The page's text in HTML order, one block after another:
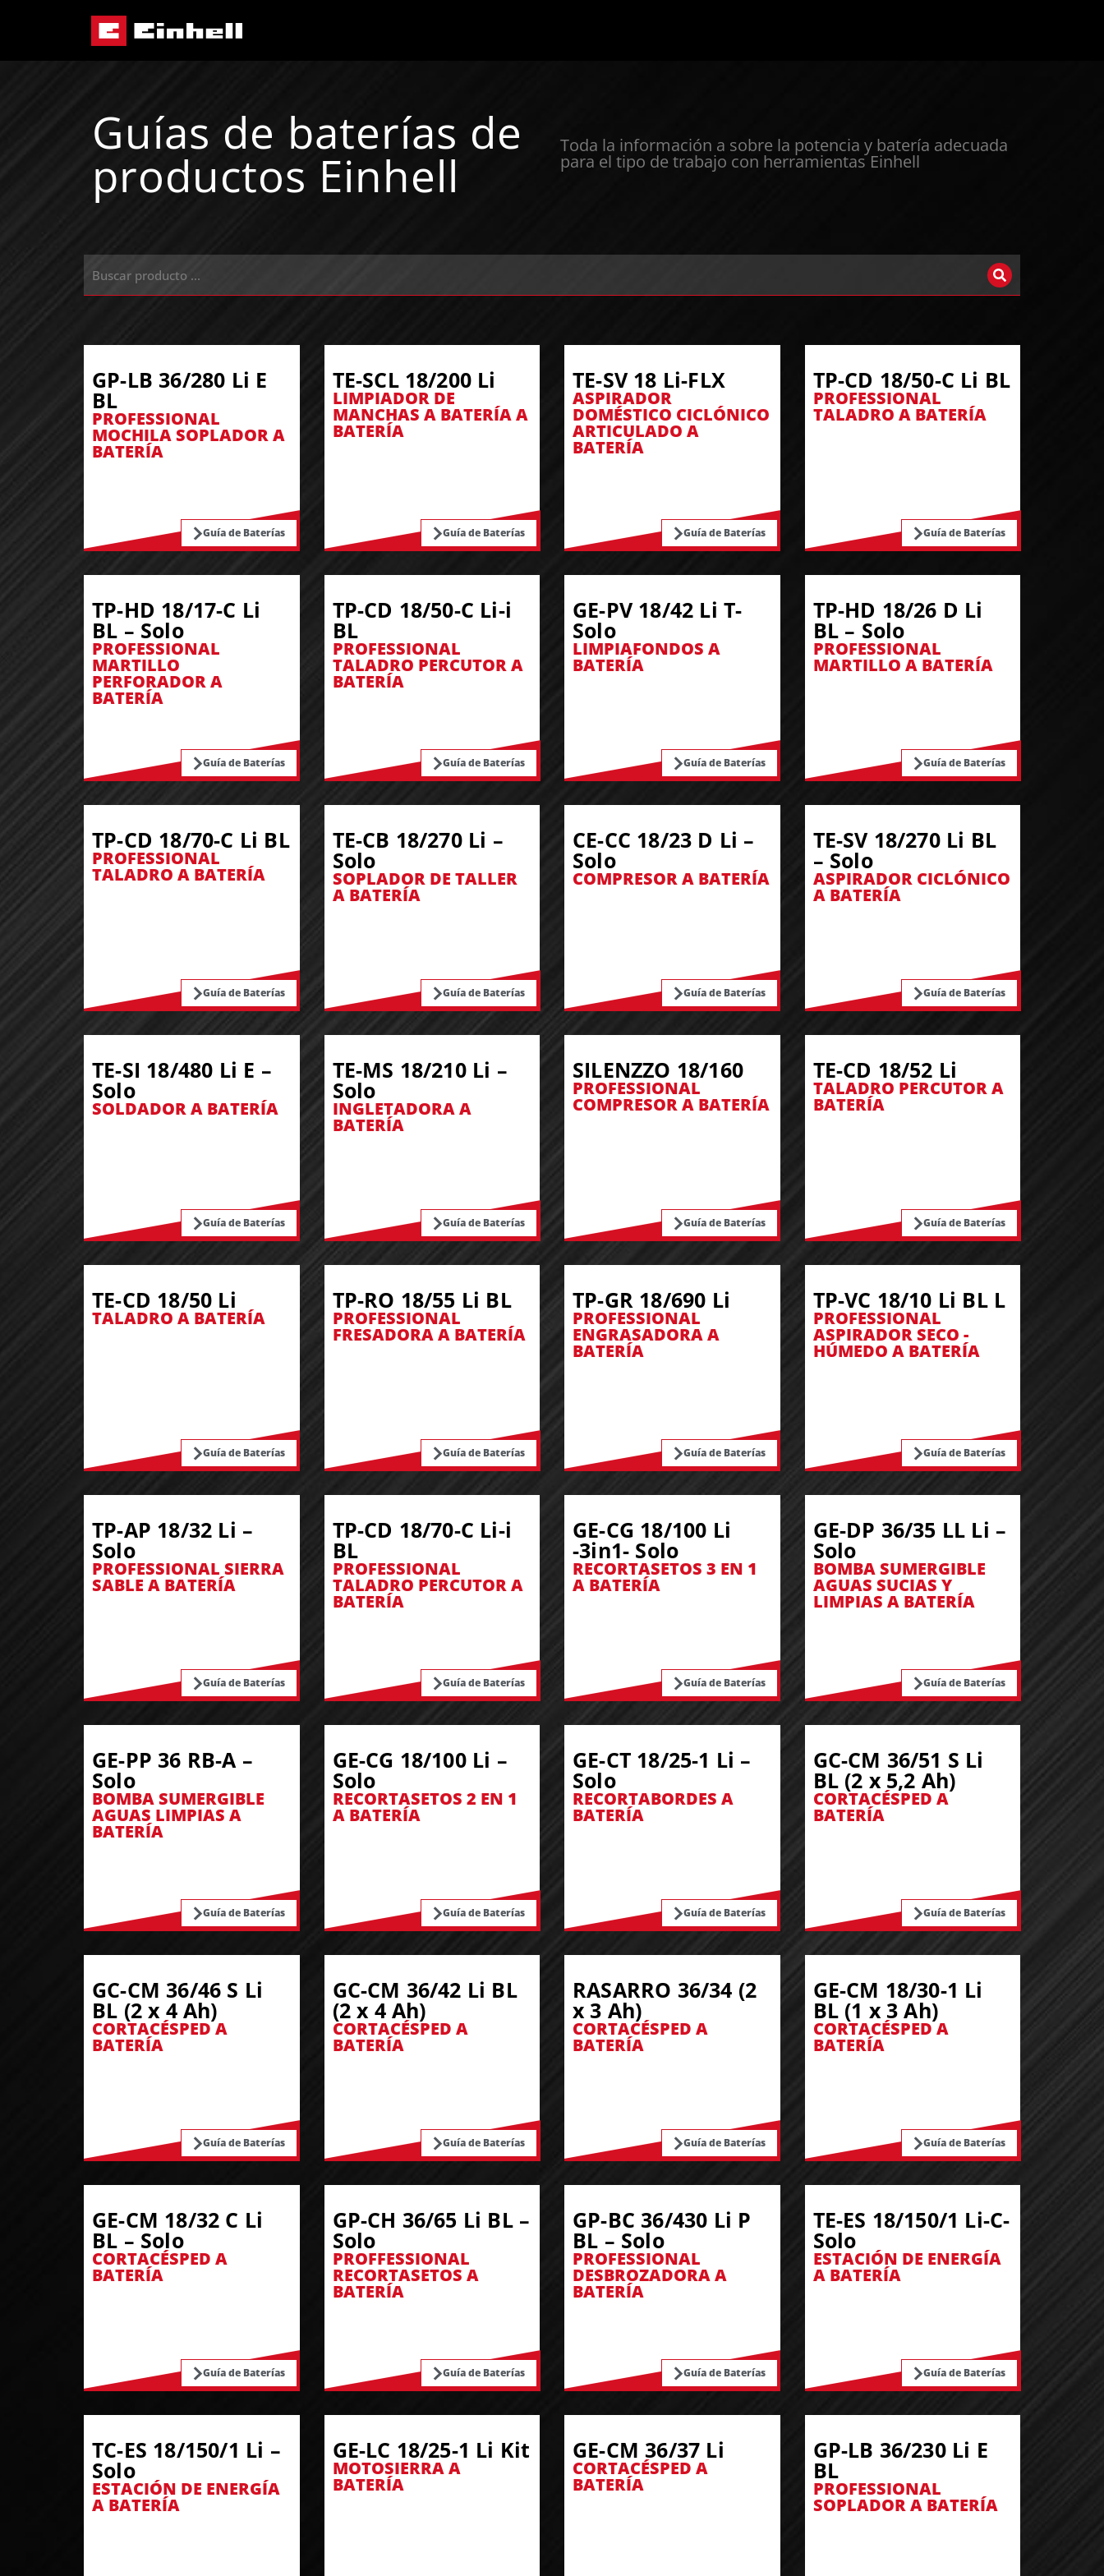
Guías de baterías de
productos Einhell
Toda la información a sobre la potencia y batería adecuada
para el tipo de trabajo con herramientas Einhell
GP-LB 36/280 Li E
BL
PROFESSIONAL
MOCHILA SOPLADOR A
BATERÍA
Guía de Baterías
TE-SCL 18/200 Li
LIMPIADOR DE
MANCHAS A BATERÍA A
BATERÍA
Guía de Baterías
TE-SV 18 Li-FLX
ASPIRADOR
DOMÉSTICO CICLÓNICO
ARTICULADO A
BATERÍA
Guía de Baterías
TP-CD 18/50-C Li BL
PROFESSIONAL
TALADRO A BATERÍA
Guía de Baterías
TP-HD 18/17-C Li
BL – Solo
PROFESSIONAL
MARTILLO
PERFORADOR A
BATERÍA
Guía de Baterías
TP-CD 18/50-C Li-i
BL
PROFESSIONAL
TALADRO PERCUTOR A
BATERÍA
Guía de Baterías
GE-PV 18/42 Li T-
Solo
LIMPIAFONDOS A
BATERÍA
Guía de Baterías
TP-HD 18/26 D Li
BL – Solo
PROFESSIONAL
MARTILLO A BATERÍA
Guía de Baterías
TP-CD 18/70-C Li BL
PROFESSIONAL
TALADRO A BATERÍA
Guía de Baterías
TE-CB 18/270 Li –
Solo
SOPLADOR DE TALLER
A BATERÍA
Guía de Baterías
CE-CC 18/23 D Li –
Solo
COMPRESOR A BATERÍA
Guía de Baterías
TE-SV 18/270 Li BL
– Solo
ASPIRADOR CICLÓNICO
A BATERÍA
Guía de Baterías
TE-SI 18/480 Li E –
Solo
SOLDADOR A BATERÍA
Guía de Baterías
TE-MS 18/210 Li –
Solo
INGLETADORA A
BATERÍA
Guía de Baterías
SILENZZO 18/160
PROFESSIONAL
COMPRESOR A BATERÍA
Guía de Baterías
TE-CD 18/52 Li
TALADRO PERCUTOR A
BATERÍA
Guía de Baterías
TE-CD 18/50 Li
TALADRO A BATERÍA
Guía de Baterías
TP-RO 18/55 Li BL
PROFESSIONAL
FRESADORA A BATERÍA
Guía de Baterías
TP-GR 18/690 Li
PROFESSIONAL
ENGRASADORA A
BATERÍA
Guía de Baterías
TP-VC 18/10 Li BL L
PROFESSIONAL
ASPIRADOR SECO -
HÚMEDO A BATERÍA
Guía de Baterías
TP-AP 18/32 Li –
Solo
PROFESSIONAL SIERRA
SABLE A BATERÍA
Guía de Baterías
TP-CD 18/70-C Li-i
BL
PROFESSIONAL
TALADRO PERCUTOR A
BATERÍA
Guía de Baterías
GE-CG 18/100 Li
-3in1- Solo
RECORTASETOS 3 EN 1
A BATERÍA
Guía de Baterías
GE-DP 36/35 LL Li –
Solo
BOMBA SUMERGIBLE
AGUAS SUCIAS Y
LIMPIAS A BATERÍA
Guía de Baterías
GE-PP 36 RB-A –
Solo
BOMBA SUMERGIBLE
AGUAS LIMPIAS A
BATERÍA
Guía de Baterías
GE-CG 18/100 Li –
Solo
RECORTASETOS 2 EN 1
A BATERÍA
Guía de Baterías
GE-CT 18/25-1 Li –
Solo
RECORTABORDES A
BATERÍA
Guía de Baterías
GC-CM 36/51 S Li
BL (2 x 5,2 Ah)
CORTACÉSPED A
BATERÍA
Guía de Baterías
GC-CM 36/46 S Li
BL (2 x 4 Ah)
CORTACÉSPED A
BATERÍA
Guía de Baterías
GC-CM 36/42 Li BL
(2 x 4 Ah)
CORTACÉSPED A
BATERÍA
Guía de Baterías
RASARRO 36/34 (2
x 3 Ah)
CORTACÉSPED A
BATERÍA
Guía de Baterías
GE-CM 18/30-1 Li
BL (1 x 3 Ah)
CORTACÉSPED A
BATERÍA
Guía de Baterías
GE-CM 18/32 C Li
BL – Solo
CORTACÉSPED A
BATERÍA
Guía de Baterías
GP-CH 36/65 Li BL –
Solo
PROFFESSIONAL
RECORTASETOS A
BATERÍA
Guía de Baterías
GP-BC 36/430 Li P
BL – Solo
PROFESSIONAL
DESBROZADORA A
BATERÍA
Guía de Baterías
TE-ES 18/150/1 Li-C-
Solo
ESTACIÓN DE ENERGÍA
A BATERÍA
Guía de Baterías
TC-ES 18/150/1 Li –
Solo
ESTACIÓN DE ENERGÍA
A BATERÍA
GE-LC 18/25-1 Li Kit
MOTOSIERRA A
BATERÍA
GE-CM 36/37 Li
CORTACÉSPED A
BATERÍA
GP-LB 36/230 Li E
BL
PROFESSIONAL
SOPLADOR A BATERÍA